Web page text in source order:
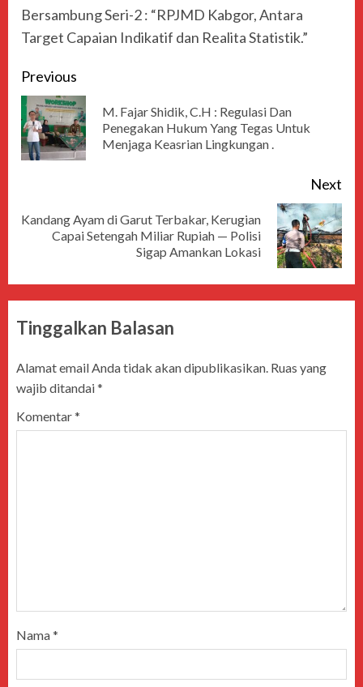
Bersambung Seri-2 : “RPJMD Kabgor, Antara
Target Capaian Indikatif dan Realita Statistik.”
Previous
M. Fajar Shidik, C.H : Regulasi Dan
Penegakan Hukum Yang Tegas Untuk
Menjaga Keasrian Lingkungan .
Next
Kandang Ayam di Garut Terbakar, Kerugian
Capai Setengah Miliar Rupiah — Polisi
Sigap Amankan Lokasi
Tinggalkan Balasan
Alamat email Anda tidak akan dipublikasikan. Ruas yang
wajib ditandai*
Komentar*
Nama*